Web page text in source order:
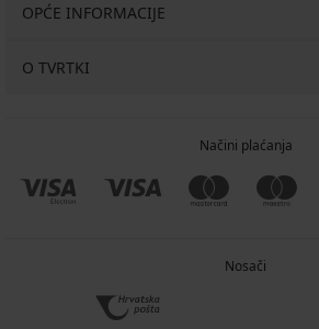
OPĆE INFORMACIJE
O TVRTKI
Načini plaćanja
Nosači